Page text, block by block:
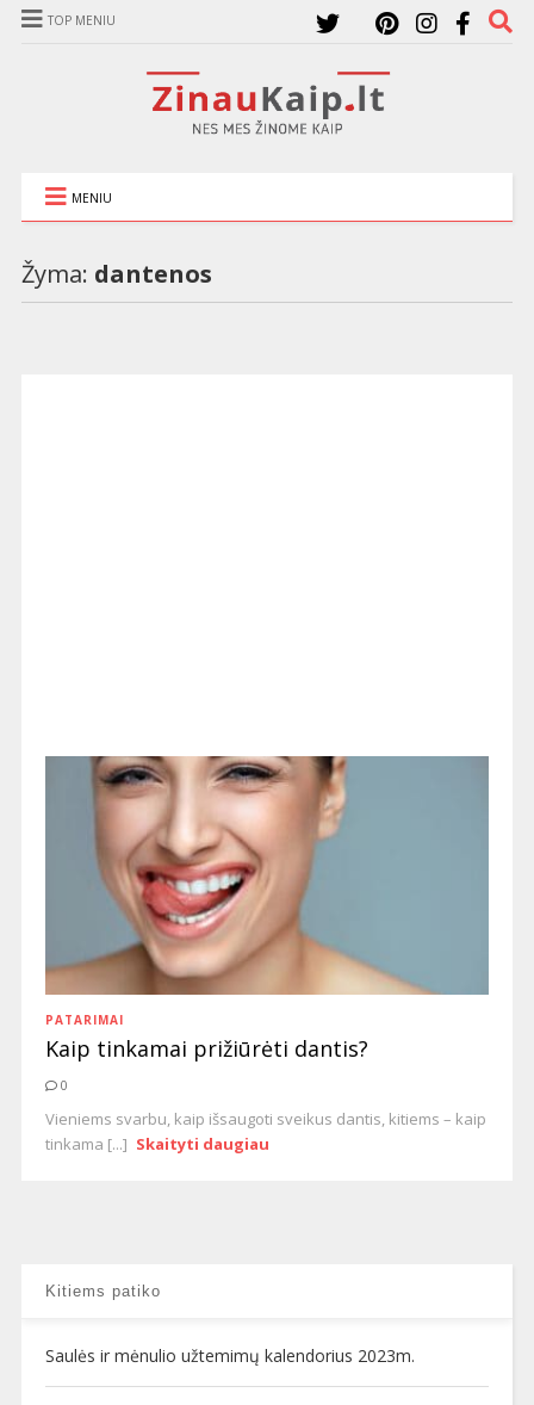
TOP MENIU
MENIU
Žyma: dantenos
PATARIMAI
Kaip tinkamai prižiūrėti dantis?
0
Vieniems svarbu, kaip išsaugoti sveikus dantis, kitiems – kaip
tinkama [...] Skaityti daugiau
Kitiems patiko
Saulės ir mėnulio užtemimų kalendorius 2023m.